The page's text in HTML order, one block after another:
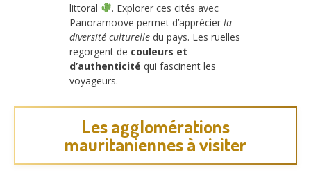
littoral
. Explorer ces cités avec
Panoramoove permet d’apprécier la
diversité culturelle du pays. Les ruelles
regorgent de couleurs et
d’authenticité qui fascinent les
voyageurs.
Les agglomérations
mauritaniennes à visiter